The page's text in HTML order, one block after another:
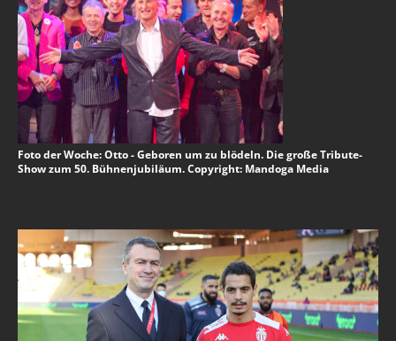
Foto der Woche: Otto - Geboren um zu blödeln. Die große Tribute-
Show zum 50. Bühnenjubiläum. Copyright: Mandoga Media